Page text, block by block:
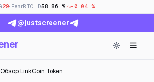
29· FearBTC.D58,86 % -0,04 %
@justscreener
Обзор LinkCoin Token